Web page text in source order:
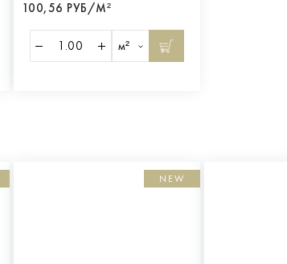
100,56 РУБ/М²
м²
NEW